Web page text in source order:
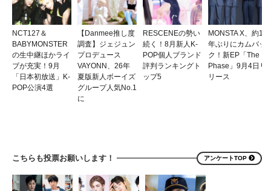
NCT127＆
BABYMONSTER
の生中継ほかライ
ブが充実！9月
「日本初放送」K-
POP公演4選
【Danmee推し度
調査】ジェジュン
プロデュース
VAYONN、26年
夏版新人ボーイズ
グループ人気No.1
に
RESCENEの勢い
続く！8月新人K-
POP個人ブランド
評判ランキングト
ップ5
MONSTA X、約1
年ぶりにカムバッ
ク！新EP「The
Phase」9月4日リ
リース
こちらも投票お願いします！ アンケートTOP